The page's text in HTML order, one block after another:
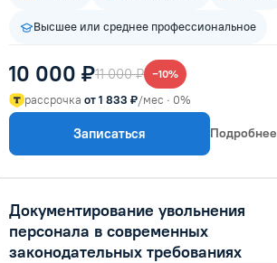
Высшее или среднее профессиональное
10 000 ₽11 000 ₽ −10%
рассрочка от 1 833 ₽/мес · 0%
Записаться Подробнее
Документирование увольнения
персонала в современных
законодательных требованиях